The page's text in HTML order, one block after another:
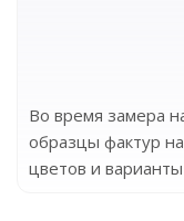
Во время замера
образцы фактур
цветов и